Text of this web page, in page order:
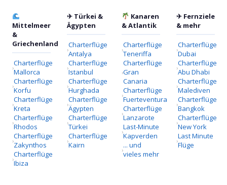
Mittelmeer
&
Griechenland
Charterflüge
Mallorca
Charterflüge
Korfu
Charterflüge
Kreta
Charterflüge
Rhodos
Charterflüge
Zakynthos
Charterflüge
Ibiza
✈ Türkei &
Ägypten
Charterflüge
Antalya
Charterflüge
Istanbul
Charterflüge
Hurghada
Charterflüge
Ägypten
Charterflüge
Türkei
Charterflüge
Kairn
Kanaren
& Atlantik
Charterflüge
Teneriffa
Charterflüge
Gran
Canaria
Charterflüge
Fuerteventura
Charterflüge
Lanzarote
Last-Minute
Kapverden
... und
vieles mehr
✈ Fernziele
& mehr
Charterflüge
Dubai
Charterflüge
Abu Dhabi
Charterflüge
Malediven
Charterflüge
Bangkok
Charterflüge
New York
Last Minute
Flüge